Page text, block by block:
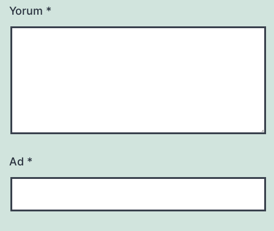
Yorum *
Ad *